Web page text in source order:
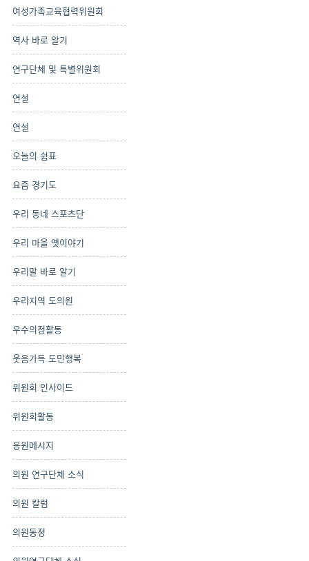
여성가족교육협력위원회
역사 바로 알기
연구단체 및 특별위원회
연설
연설
오늘의 쉼표
요즘 경기도
우리 동네 스포츠단
우리 마을 옛이야기
우리말 바로 알기
우리지역 도의원
우수의정활동
웃음가득 도민행복
위원회 인사이드
위원회활동
응원메시지
의원 연구단체 소식
의원 칼럼
의원동정